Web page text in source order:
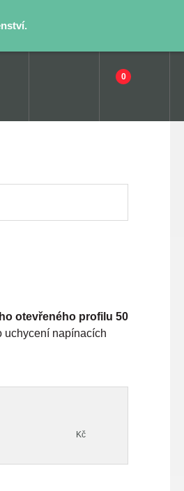
0
otevřeného profilu 50
uchycení napínacích
Kč